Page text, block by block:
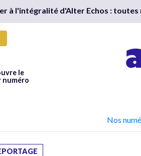
à l'intégralité d'Alter Echos : toutes
le
numéro
Nos